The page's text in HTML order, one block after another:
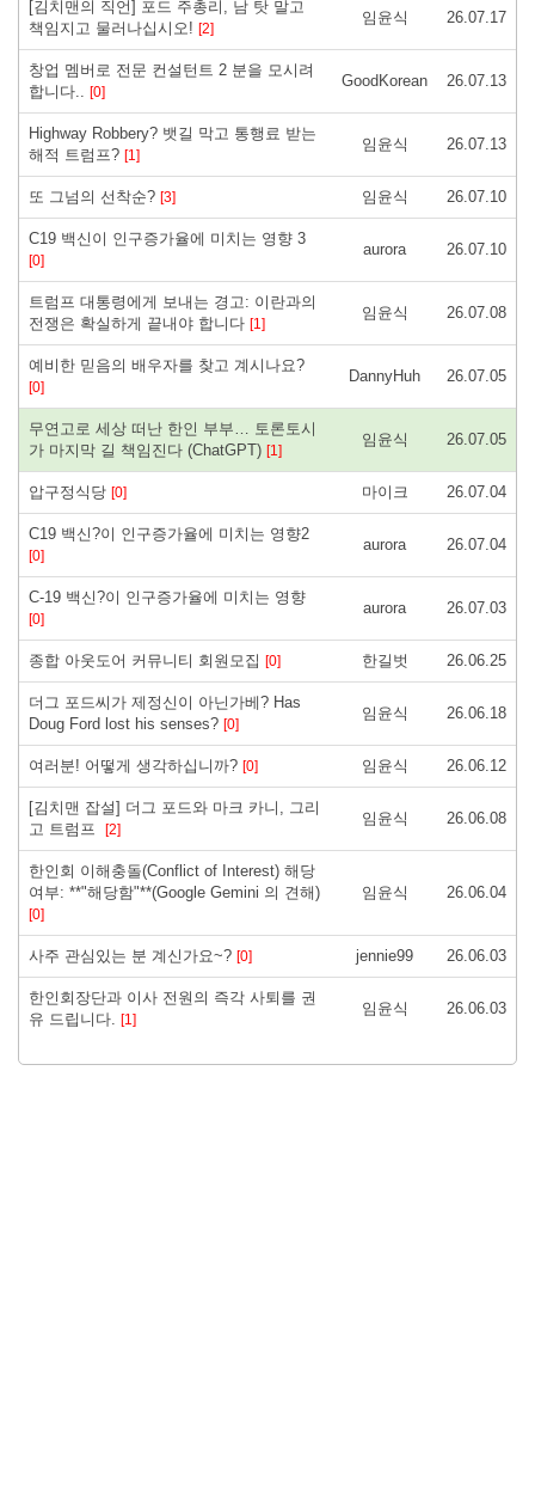
[김치맨의 직언] 포드 주총리, 남 탓 말고
책임지고 물러나십시오! [2]
임윤식 26.07.17
창업 멤버로 전문 컨설턴트 2 분을 모시려
합니다.. [0]
GoodKorean 26.07.13
Highway Robbery? 뱃길 막고 통행료 받는
해적 트럼프? [1]
임윤식 26.07.13
또 그넘의 선착순? [3] 임윤식 26.07.10
C19 백신이 인구증가율에 미치는 영향 3
[0]
aurora 26.07.10
트럼프 대통령에게 보내는 경고: 이란과의
전쟁은 확실하게 끝내야 합니다 [1]
임윤식 26.07.08
예비한 믿음의 배우자를 찾고 계시나요?
[0]
DannyHuh 26.07.05
무연고로 세상 떠난 한인 부부… 토론토시
가 마지막 길 책임진다 (ChatGPT) [1]
임윤식 26.07.05
압구정식당 [0] 마이크 26.07.04
C19 백신?이 인구증가율에 미치는 영향2
[0]
aurora 26.07.04
C-19 백신?이 인구증가율에 미치는 영향
[0]
aurora 26.07.03
종합 아웃도어 커뮤니티 회원모집 [0] 한길벗 26.06.25
더그 포드씨가 제정신이 아닌가베? Has
Doug Ford lost his senses? [0]
임윤식 26.06.18
여러분! 어떻게 생각하십니까? [0] 임윤식 26.06.12
[김치맨 잡설] 더그 포드와 마크 카니, 그리
고 트럼프 [2]
임윤식 26.06.08
한인회 이해충돌(Conflict of Interest) 해당
여부: **"해당함"**(Google Gemini 의 견해)
[0]
임윤식 26.06.04
사주 관심있는 분 계신가요~? [0] jennie99 26.06.03
한인회장단과 이사 전원의 즉각 사퇴를 권
유 드립니다. [1]
임윤식 26.06.03